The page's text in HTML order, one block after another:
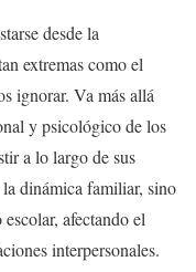
desde la
extremas como el
ignorar. Va más allá
y psicológico de los
a lo largo de sus
dinámica familiar, sino
afectando el
interpersonales.